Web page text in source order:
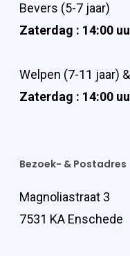
Bevers (5-7 jaar)
Zaterdag : 14:00
Welpen (7-11 jaar)
Zaterdag : 14:00
Bezoek- & Postadres
Magnoliastraat 3
7531 KA Enschede